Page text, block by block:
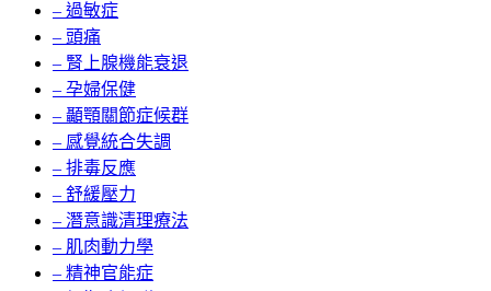
– 過敏症
– 頭痛
– 腎上腺機能衰退
– 孕婦保健
– 顳顎關節症候群
– 感覺統合失調
– 排毒反應
– 舒緩壓力
– 潛意識清理療法
– 肌肉動力學
– 精神官能症